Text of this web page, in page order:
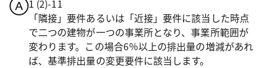
1 (2)-11
「隣接」要件あるいは「近接」要件に該当した時点
で二つの建物が一つの事業所となり、事業所範囲が
変わります。この場合6％以上の排出量の増減があれ
ば、基準排出量の変更要件に該当します。